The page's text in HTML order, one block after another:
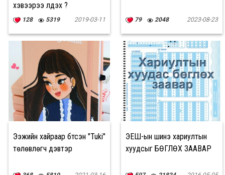
хэвээрээ үлдэх үү?
128 5319 2019-03-11 79 2048 2023-08-23
Ээжийн хайраар бүтсэн "Tuki"
төлөвлөгч дэвтэр
ЭЕШ-ын шинэ хариултын
хуудсыг БӨГЛӨХ ЗААВАР